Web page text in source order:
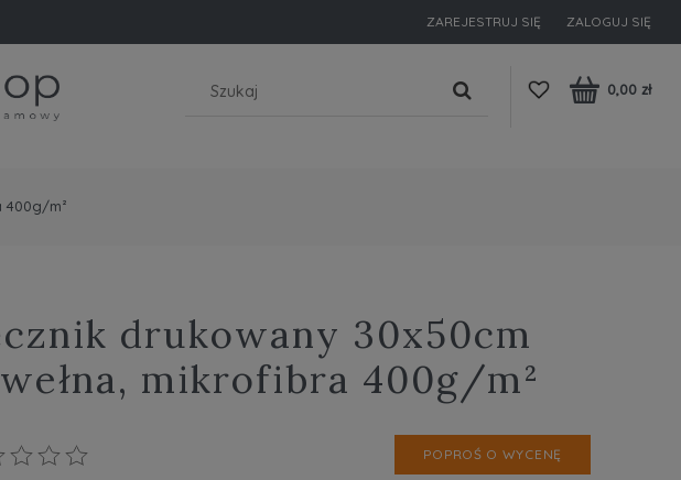
ZAREJESTRUJ SIĘ ZALOGUJ SIĘ
0,00 zł
400g/m²
drukowany 30x50cm
mikrofibra 400g/m²
POPROŚ O WYCENĘ